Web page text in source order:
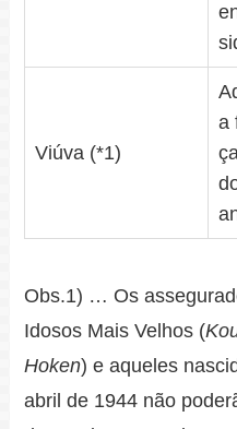
Viúva (*1)
a
Obs.1) … Os
Idosos Mais Velhos (
Hoken) e aqueles
abril de 1944 não